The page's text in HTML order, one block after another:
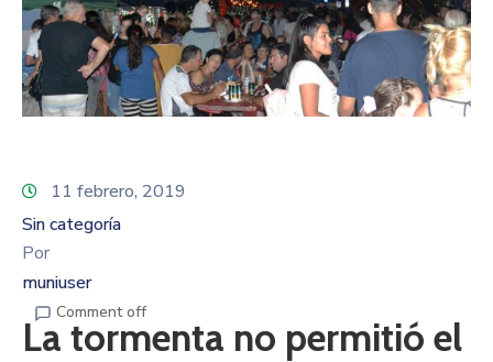
11 febrero, 2019
Sin categoría
Por
muniuser
Comment off
La tormenta no permitió el